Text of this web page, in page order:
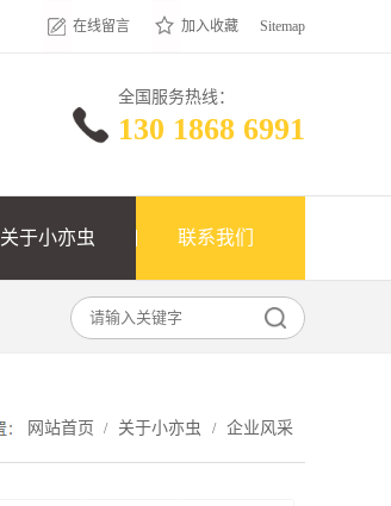
在线留言 加入收藏 Sitemap
全国服务热线：
130 1868 6991
关于小亦虫 联系我们
网站首页 / 关于小亦虫 / 企业风采